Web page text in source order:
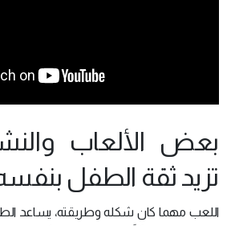
بعض الألعاب
تزيد ثقة الطفل
اللعب مهما كان شكله وطريقته، يساعد